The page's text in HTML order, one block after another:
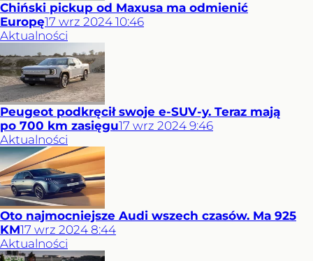
Chiński pickup od Maxusa ma odmienić
Europę17 wrz 2024 10:46
Aktualności
Peugeot podkręcił swoje e-SUV-y. Teraz mają
po 700 km zasięgu17 wrz 2024 9:46
Aktualności
Oto najmocniejsze Audi wszech czasów. Ma 925
KM17 wrz 2024 8:44
Aktualności